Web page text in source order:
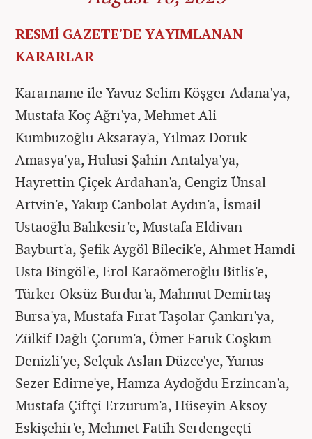
RESMİ GAZETE'DE YAYIMLANAN
KARARLAR
Kararname ile Yavuz Selim Köşger Adana'ya,
Mustafa Koç Ağrı'ya, Mehmet Ali
Kumbuzoğlu Aksaray'a, Yılmaz Doruk
Amasya'ya, Hulusi Şahin Antalya'ya,
Hayrettin Çiçek Ardahan'a, Cengiz Ünsal
Artvin'e, Yakup Canbolat Aydın'a, İsmail
Ustaoğlu Balıkesir'e, Mustafa Eldivan
Bayburt'a, Şefik Aygöl Bilecik'e, Ahmet Hamdi
Usta Bingöl'e, Erol Karaömeroğlu Bitlis'e,
Türker Öksüz Burdur'a, Mahmut Demirtaş
Bursa'ya, Mustafa Fırat Taşolar Çankırı'ya,
Zülkif Dağlı Çorum'a, Ömer Faruk Coşkun
Denizli'ye, Selçuk Aslan Düzce'ye, Yunus
Sezer Edirne'ye, Hamza Aydoğdu Erzincan'a,
Mustafa Çiftçi Erzurum'a, Hüseyin Aksoy
Eskişehir'e, Mehmet Fatih Serdengeçti